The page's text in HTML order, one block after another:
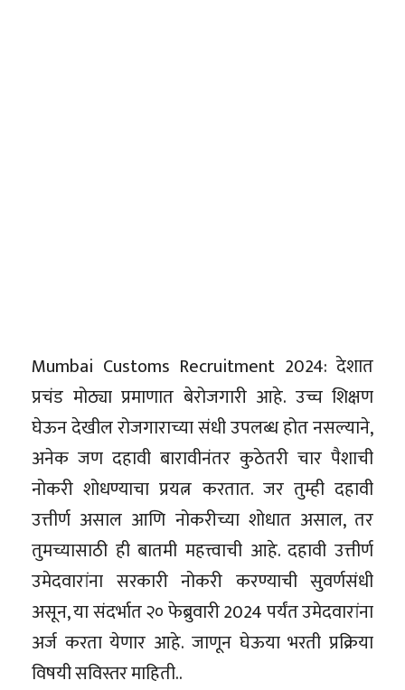
Mumbai Customs Recruitment 2024: देशात
प्रचंड मोठ्या प्रमाणात बेरोजगारी आहे. उच्च शिक्षण
घेऊन देखील रोजगाराच्या संधी उपलब्ध होत नसल्याने,
अनेक जण दहावी बारावीनंतर कुठेतरी चार पैशाची
नोकरी शोधण्याचा प्रयत्न करतात. जर तुम्ही दहावी
उत्तीर्ण असाल आणि नोकरीच्या शोधात असाल, तर
तुमच्यासाठी ही बातमी महत्त्वाची आहे. दहावी उत्तीर्ण
उमेदवारांना सरकारी नोकरी करण्याची सुवर्णसंधी
असून, या संदर्भात २० फेब्रुवारी 2024 पर्यंत उमेदवारांना
अर्ज करता येणार आहे. जाणून घेऊया भरती प्रक्रिया
विषयी सविस्तर माहिती..